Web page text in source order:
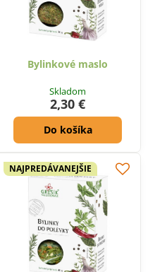
Bylinkové maslo
Skladom
2,30 €
Do košíka
NAJPREDÁVANEJŠIE